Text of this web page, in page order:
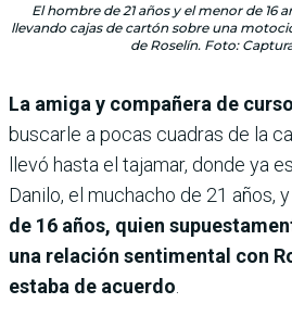
El hombre de 21 años y el menor de 16
llevando cajas de cartón sobre una
de Roselín. Foto:
La amiga y compañera de
buscarle a pocas cuadras de la
llevó hasta el tajamar, donde ya
Danilo, el muchacho de 21 años, y
de 16 años, quien
una relación sentimental con
estaba de acuerdo